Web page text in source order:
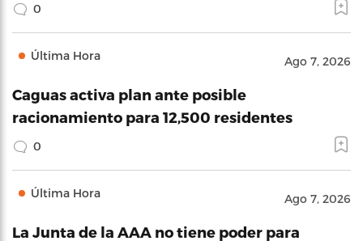
0
Última Hora Ago 7, 2026
Caguas activa plan ante posible
racionamiento para 12,500 residentes
0
Última Hora Ago 7, 2026
La Junta de la AAA no tiene poder para